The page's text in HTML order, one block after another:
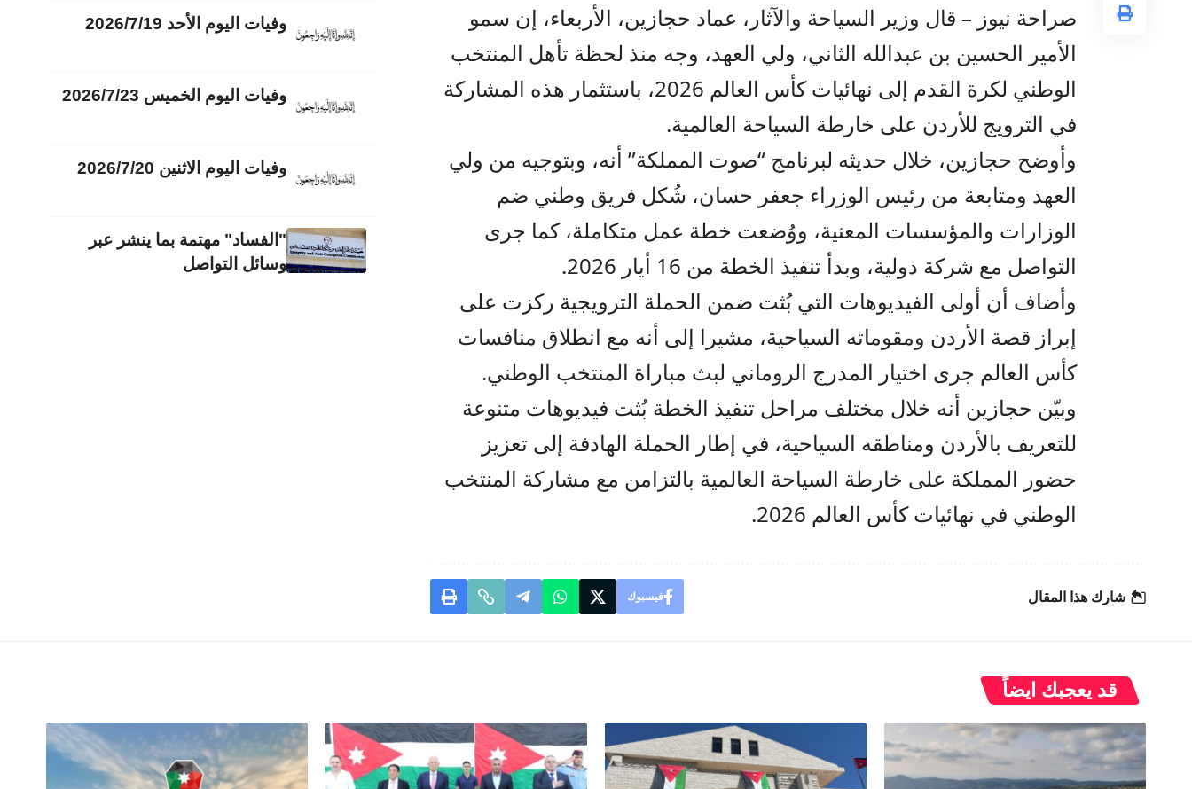
صراحة نيوز – قال وزير السياحة والآثار، عماد حجازين، الأربعاء، إن سمو
الأمير الحسين بن عبدالله الثاني، ولي العهد، وجه منذ لحظة تأهل المنتخب
الوطني لكرة القدم إلى نهائيات كأس العالم 2026، باستثمار هذه المشاركة
في الترويج للأردن على خارطة السياحة العالمية.
وأوضح حجازين، خلال حديثه لبرنامج “صوت المملكة” أنه، وبتوجيه من ولي
العهد ومتابعة من رئيس الوزراء جعفر حسان، شُكل فريق وطني ضم
الوزارات والمؤسسات المعنية، ووُضعت خطة عمل متكاملة، كما جرى
التواصل مع شركة دولية، وبدأ تنفيذ الخطة من 16 أيار 2026.
وأضاف أن أولى الفيديوهات التي بُثت ضمن الحملة الترويجية ركزت على
إبراز قصة الأردن ومقوماته السياحية، مشيرا إلى أنه مع انطلاق منافسات
كأس العالم جرى اختيار المدرج الروماني لبث مباراة المنتخب الوطني.
وبيّن حجازين أنه خلال مختلف مراحل تنفيذ الخطة بُثت فيديوهات متنوعة
للتعريف بالأردن ومناطقه السياحية، في إطار الحملة الهادفة إلى تعزيز
حضور المملكة على خارطة السياحة العالمية بالتزامن مع مشاركة المنتخب
الوطني في نهائيات كأس العالم 2026.
شارك هذا المقال فيسبوك
وفيات اليوم الأحد 2026/7/19
وفيات اليوم الخميس 2026/7/23
وفيات اليوم الاثنين 2026/7/20
"الفساد" مهتمة بما ينشر عبر
وسائل التواصل
قد يعجبك ايضاً